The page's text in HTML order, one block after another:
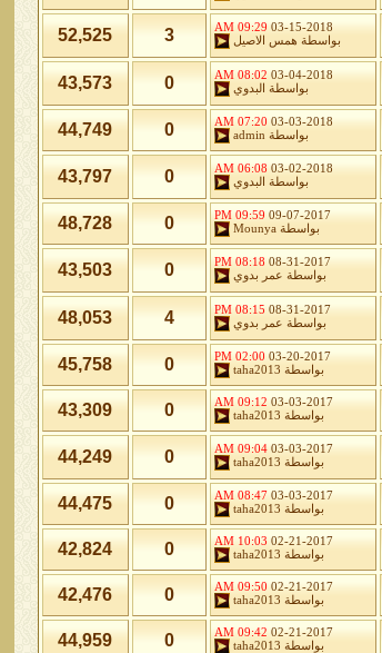
03-15-2018
09:29 AM
بواسطة همس الاصيل 3
52,525
03-04-2018
08:02 AM
بواسطة
البدوي 0
43,573
03-03-2018
07:20 AM
بواسطة admin
0
44,749
03-02-2018
06:08 AM
بواسطة
البدوي 0
43,797
09-07-2017
09:59 PM
بواسطة Mounya
0
48,728
08-31-2017
08:18 PM
بواسطة عمر بدوي 0
43,503
08-31-2017
08:15 PM
بواسطة عمر بدوي 4
48,053
03-20-2017
02:00 PM
بواسطة taha2013
0
45,758
03-03-2017
09:12 AM
بواسطة taha2013
0
43,309
03-03-2017
09:04 AM
بواسطة taha2013
0
44,249
03-03-2017
08:47 AM
بواسطة taha2013
0
44,475
02-21-2017
10:03 AM
بواسطة taha2013
0
42,824
02-21-2017
09:50 AM
بواسطة taha2013
0
42,476
02-21-2017
09:42 AM
بواسطة taha2013
0
44,959